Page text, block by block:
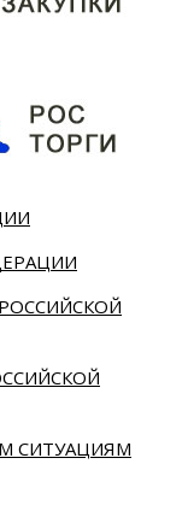
СИТУАЦИЯМ